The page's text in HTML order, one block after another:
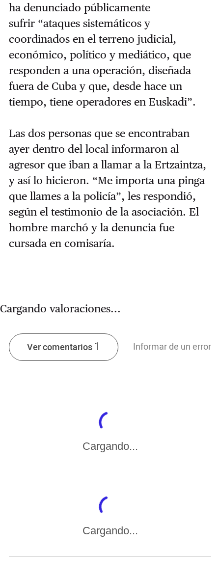
ha denunciado públicamente
sufrir “ataques sistemáticos y
coordinados en el terreno judicial,
económico, político y mediático, que
responden a una operación, diseñada
fuera de Cuba y que, desde hace un
tiempo, tiene operadores en Euskadi”.
Las dos personas que se encontraban
ayer dentro del local informaron al
agresor que iban a llamar a la Ertzaintza,
y así lo hicieron. “Me importa una pinga
que llames a la policía”, les respondió,
según el testimonio de la asociación. El
hombre marchó y la denuncia fue
cursada en comisaría.
Cargando valoraciones...
Ver comentarios 1 Informar de un error
Cargando...
Cargando...